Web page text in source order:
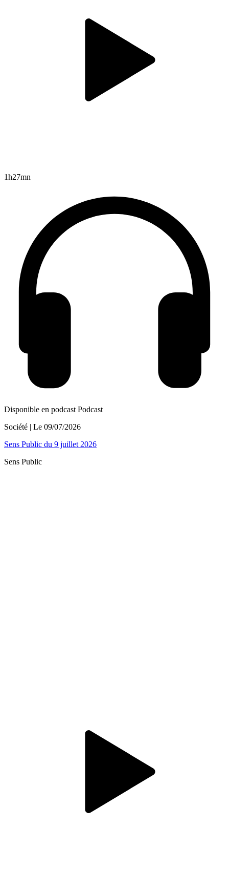
1h27mn
Disponible en podcast Podcast
Société | Le 09/07/2026
Sens Public du 9 juillet 2026
Sens Public